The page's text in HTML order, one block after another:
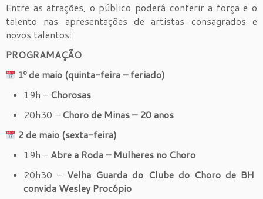
Entre as atrações, o público poderá conferir a força e o
talento nas apresentações de artistas consagrados e
novos talentos:
PROGRAMAÇÃO
1º de maio (quinta-feira – feriado)
19h – Chorosas
20h30 – Choro de Minas – 20 anos
2 de maio (sexta-feira)
19h – Abre a Roda – Mulheres no Choro
20h30 – Velha Guarda do Clube do Choro de BH
convida Wesley Procópio